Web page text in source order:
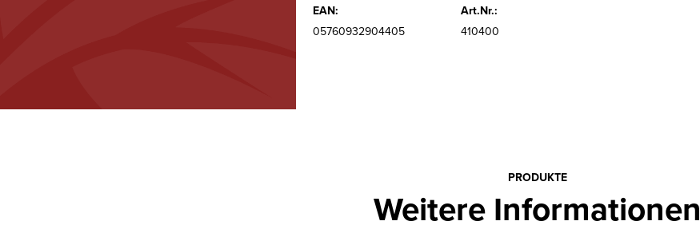
EAN:
Art.Nr.:
05760932904405
410400
PRODUKTE
Weitere Informationen